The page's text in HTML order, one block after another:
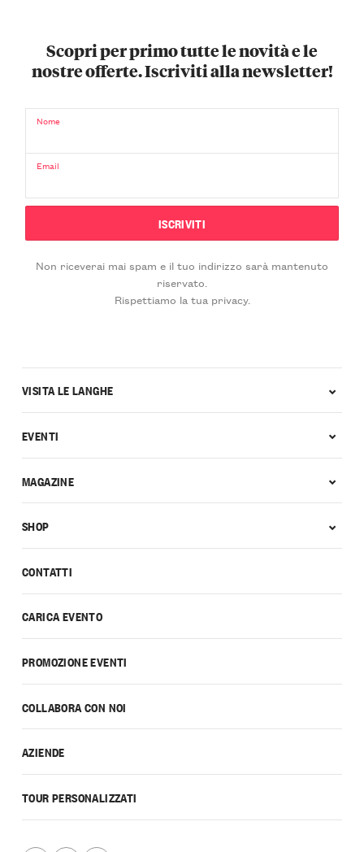
Scopri per primo tutte le novità e le
nostre offerte. Iscriviti alla newsletter!
Nome
Email
Non riceverai mai spam e il tuo indirizzo sarà mantenuto
riservato.
Rispettiamo la tua privacy.
CONTATTI
CARICA EVENTO
PROMOZIONE EVENTI
COLLABORA CON NOI
AZIENDE
TOUR PERSONALIZZATI
VISITA LE LANGHE
EVENTI
MAGAZINE
SHOP